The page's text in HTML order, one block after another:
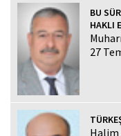
BU
HAKLI
27
Halim